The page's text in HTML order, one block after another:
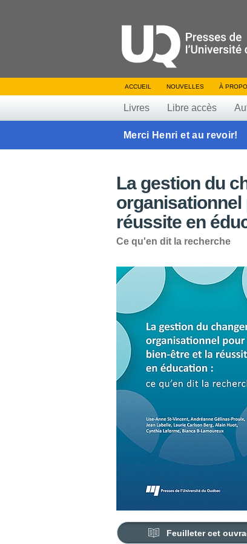
ACCUEIL NOUVELLES À
Livres Libre accès
Merci Henri et au revoir!
La gestion du
organisationnel
réussite en
Ce qu'en dit la recherche
Feuilleter cet